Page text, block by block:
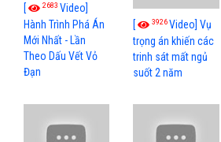
[ 2683 Video]
Hành Trình Phá Án
Mới Nhất - Lần
Theo Dấu Vết Vỏ
Đạn
[ 3926Video] Vụ
trọng án khiến các
trinh sát mất ngủ
suốt 2 năm